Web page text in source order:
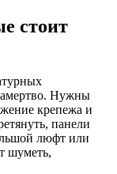
стоит
Нужны
крепежа и
панели
люфт или
шуметь,